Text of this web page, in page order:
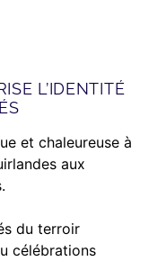
L’IDENTITÉ
et chaleureuse à
aux
du terroir
célébrations